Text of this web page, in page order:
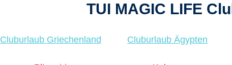
TUI MAGIC LIFE
Cluburlaub Griechenland Cluburlaub Ägypten